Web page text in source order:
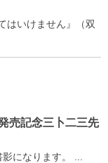
はいけません』（双
売記念三卜二三先
になります。 ...